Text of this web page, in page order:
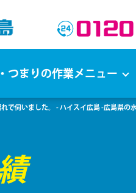
つまりの作業メニュー
で伺いました。 - ハイスイ広島 -広島県